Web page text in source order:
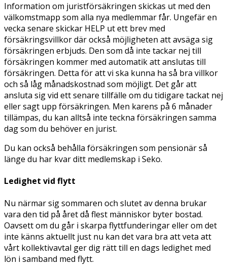
Information om juristförsäkringen skickas ut med den
välkomstmapp som alla nya medlemmar får. Ungefär en
vecka senare skickar HELP ut ett brev med
försäkringsvillkor där också möjligheten att avsäga sig
försäkringen erbjuds. Den som då inte tackar nej till
försäkringen kommer med automatik att anslutas till
försäkringen. Detta för att vi ska kunna ha så bra villkor
och så låg månadskostnad som möjligt. Det går att
ansluta sig vid ett senare tillfälle om du tidigare tackat nej
eller sagt upp försäkringen. Men karens på 6 månader
tillämpas, du kan alltså inte teckna försäkringen samma
dag som du behöver en jurist.
Du kan också behålla försäkringen som pensionär så
länge du har kvar ditt medlemskap i Seko.
Ledighet vid flytt
Nu närmar sig sommaren och slutet av denna brukar
vara den tid på året då flest människor byter bostad.
Oavsett om du går i skarpa flyttfunderingar eller om det
inte känns aktuellt just nu kan det vara bra att veta att
vårt kollektivavtal ger dig rätt till en dags ledighet med
lön i samband med flytt.